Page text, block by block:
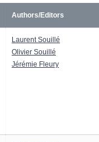
Authors/Editors
Laurent Souillé
Olivier Souillé
Jérémie Fleury